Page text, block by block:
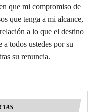
que mi compromiso de
que tenga a mi alcance,
a lo que el destino
a todos ustedes por su
su renuncia.